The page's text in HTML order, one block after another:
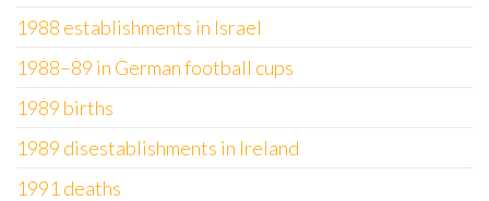
1988 establishments in Israel
1988–89 in German football cups
1989 births
1989 disestablishments in Ireland
1991 deaths